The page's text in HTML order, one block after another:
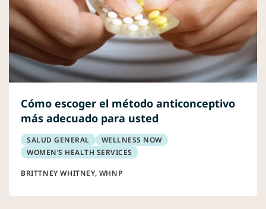
Cómo escoger el método anticonceptivo
más adecuado para usted
SALUD GENERAL
WELLNESS NOW
WOMEN’S HEALTH SERVICES
BRITTNEY WHITNEY, WHNP